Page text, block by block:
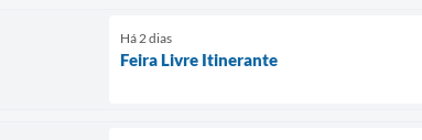
Há 2 dias
Feira Livre Itinerante